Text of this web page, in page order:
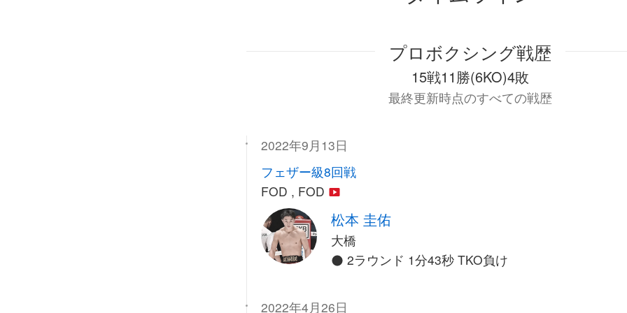
プロボクシング戦歴
15戦11勝(6KO)4敗
最終更新時点のすべての戦歴
2022年9月13日
フェザー級8回戦
FOD , FOD
松本 圭佑
大橋
2ラウンド 1分43秒 TKO負け
2022年4月26日